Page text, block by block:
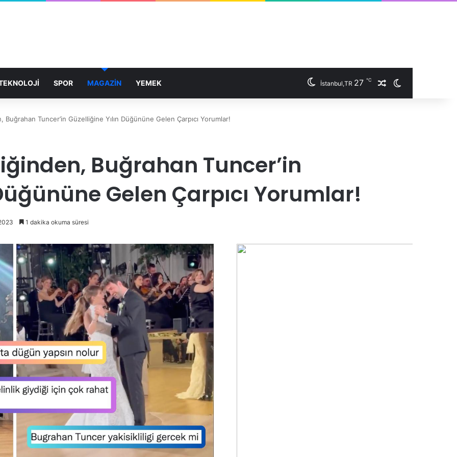
SPOR MAGAZİN YEMEK İstanbul,TR 27 ℃
Buğrahan Tuncer’in Güzelliğine Yılın Düğününe Gelen Çarpıcı Yorumlar!
Buğrahan Tuncer’in
Gelen Çarpıcı Yorumlar!
1 dakika okuma süresi